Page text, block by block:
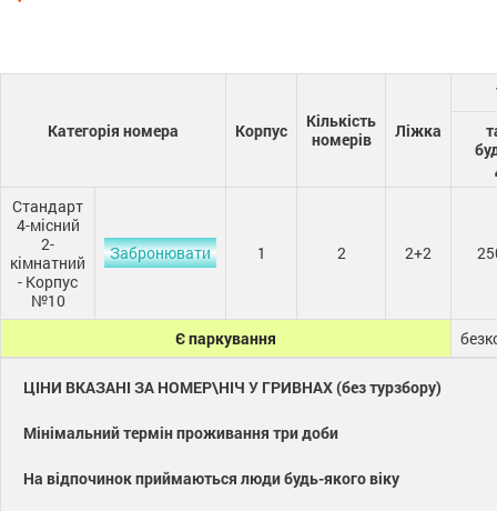
Категорія номера Корпус
Кількість
номерів
Ліжка
Стандарт
4-місний
2-
кімнатний
- Корпус
№10
Забронювати 1 2 2+2
Є паркування
ЦІНИ ВКАЗАНІ ЗА НОМЕР\НІЧ У ГРИВНАХ (без турзбору)
Мінімальний термін проживання три доби
На відпочинок приймаються люди будь-якого віку